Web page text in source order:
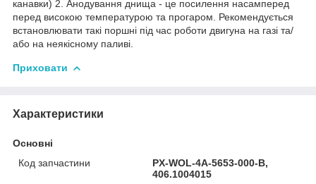
канавки) 2. Анодування днища - це посилення насамперед
перед високою температурою та прогаром. Рекомендується
встановлювати такі поршні під час роботи двигуна на газі та/
або на неякісному паливі.
Приховати
Характеристики
Основні
Код запчастини
PX-WOL-4A-5653-000-B,
406.1004015